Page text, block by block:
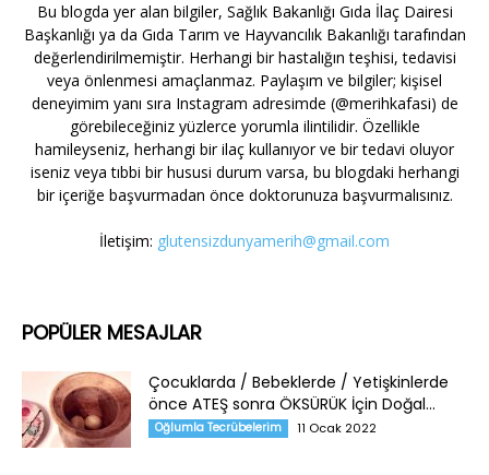
Bu blogda yer alan bilgiler, Sağlık Bakanlığı Gıda İlaç Dairesi
Başkanlığı ya da Gıda Tarım ve Hayvancılık Bakanlığı tarafından
değerlendirilmemiştir. Herhangi bir hastalığın teşhisi, tedavisi
veya önlenmesi amaçlanmaz. Paylaşım ve bilgiler; kişisel
deneyimim yanı sıra Instagram adresimde (@merihkafasi) de
görebileceğiniz yüzlerce yorumla ilintilidir. Özellikle
hamileyseniz, herhangi bir ilaç kullanıyor ve bir tedavi oluyor
iseniz veya tıbbi bir hususi durum varsa, bu blogdaki herhangi
bir içeriğe başvurmadan önce doktorunuza başvurmalısınız.
İletişim: glutensizdunyamerih@gmail.com
POPÜLER MESAJLAR
Çocuklarda / Bebeklerde / Yetişkinlerde
önce ATEŞ sonra ÖKSÜRÜK İçin Doğal...
Oğlumla Tecrübelerim 11 Ocak 2022